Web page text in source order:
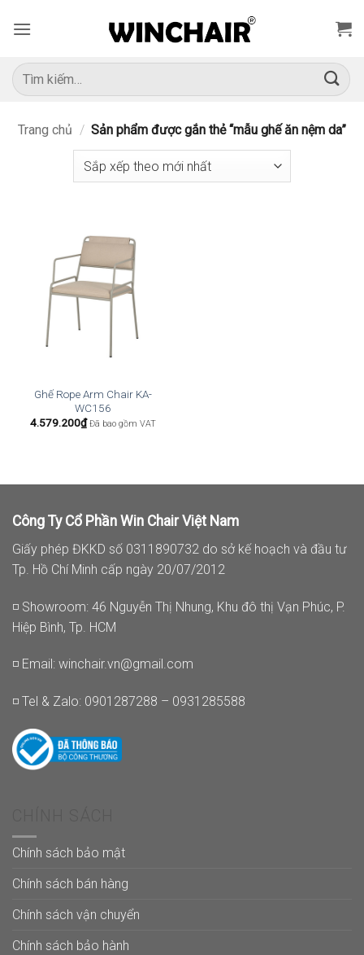
qua
dung
Tìm
kiếm:
Trang chủ / Sản phẩm được gắn thẻ “mẫu ghế ăn nệm da”
Ghế Rope Arm Chair KA-
WC156
4.579.200₫ Đã bao gồm VAT
Công Ty Cổ Phần Win Chair Việt Nam
Giấy phép ĐKKD số 0311890732 do sở kế hoạch và đầu tư
Tp. Hồ Chí Minh cấp ngày 20/07/2012
◽ Showroom: 46 Nguyễn Thị Nhung, Khu đô thị Vạn Phúc, P.
Hiệp Bình, Tp. HCM
◽ Email: winchair.vn@gmail.com
◽ Tel & Zalo: 0901287288 – 0931285588
Chính sách bảo mật
Chính sách bán hàng
Chính sách vận chuyển
Chính sách bảo hành